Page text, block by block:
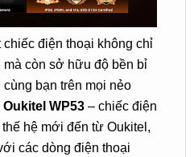
chiếc điện thoại không chỉ
mà còn sở hữu độ bền bỉ
bạn trên mọi nẻo
Oukitel WP53 – chiếc điện
hệ mới đến từ Oukitel,
các dòng điện thoại